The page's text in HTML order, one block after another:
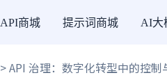
API商城 提示词商城 AI大
> API 治理：数字化转型中的控制